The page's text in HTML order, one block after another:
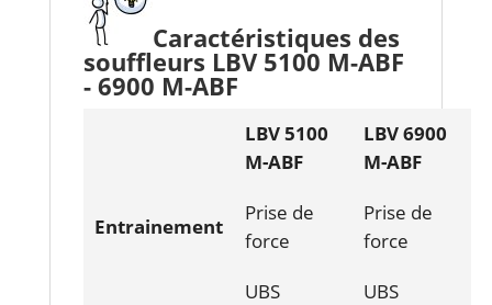
Caractéristiques des
souffleurs LBV 5100 M-ABF
- 6900 M-ABF
LBV 5100
M-ABF
LBV 6900
M-ABF
Entrainement
Prise de
force
Prise de
force
UBS
UBS